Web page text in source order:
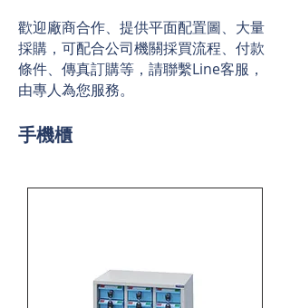
歡迎廠商合作、提供平面配置圖、大量
採購，可配合公司機關採買流程、付款
條件、傳真訂購等，請聯繫Line客服，
由專人為您服務。
​手機櫃